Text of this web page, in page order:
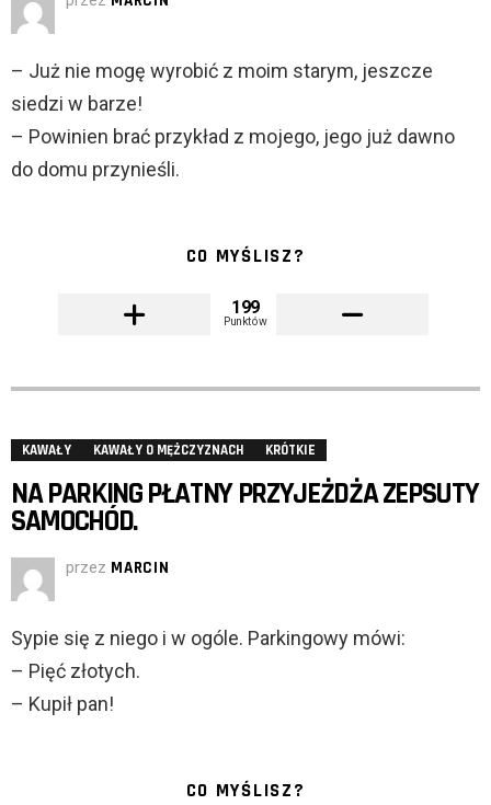
– Już nie mogę wyrobić z moim starym, jeszcze
siedzi w barze!
– Powinien brać przykład z mojego, jego już dawno
do domu przynieśli.
CO MYŚLISZ?
199
Punktów
KAWAŁY KAWAŁY O MĘŻCZYZNACH KRÓTKIE
NA PARKING PŁATNY PRZYJEŻDŻA ZEPSUTY
SAMOCHÓD.
przez MARCIN
Sypie się z niego i w ogóle. Parkingowy mówi:
– Pięć złotych.
– Kupił pan!
CO MYŚLISZ?